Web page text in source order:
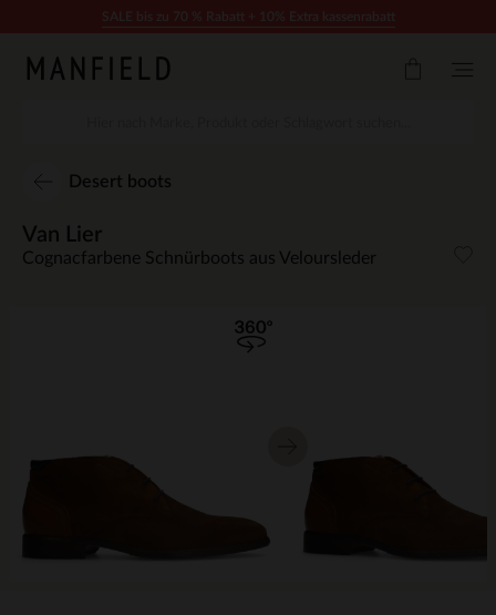
Desert boots
Van Lier
Cognacfarbene Schnürboots aus Veloursleder